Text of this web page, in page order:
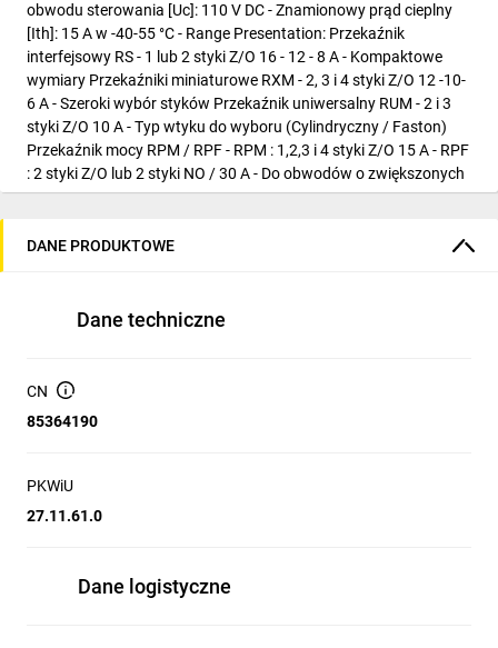
obwodu sterowania [Uc]: 110 V DC - Znamionowy prąd cieplny
[Ith]: 15 A w -40-55 °C - Range Presentation: Przekaźnik
interfejsowy RS - 1 lub 2 styki Z/O 16 - 12 - 8 A - Kompaktowe
wymiary Przekaźniki miniaturowe RXM - 2, 3 i 4 styki Z/O 12 -10-
6 A - Szeroki wybór styków Przekaźnik uniwersalny RUM - 2 i 3
styki Z/O 10 A - Typ wtyku do wyboru (Cylindryczny / Faston)
Przekaźnik mocy RPM / RPF - RPM : 1,2,3 i 4 styki Z/O 15 A - RPF
: 2 styki Z/O lub 2 styki NO / 30 A - Do obwodów o zwiększonych
prądach znamionowych - Powszechne funkcje RXM / RUM /
budowie, Zelio może być zastosowany do licznych funkcji w
istniejącym już urządzeniami. - Range Application Presentation: -
systemy nadzoru procesów (o sztywnej logice) - Uzupełnienie
DANE PRODUKTOWE
Dane techniczne
CN
85364190
PKWiU
27.11.61.0
Dane logistyczne